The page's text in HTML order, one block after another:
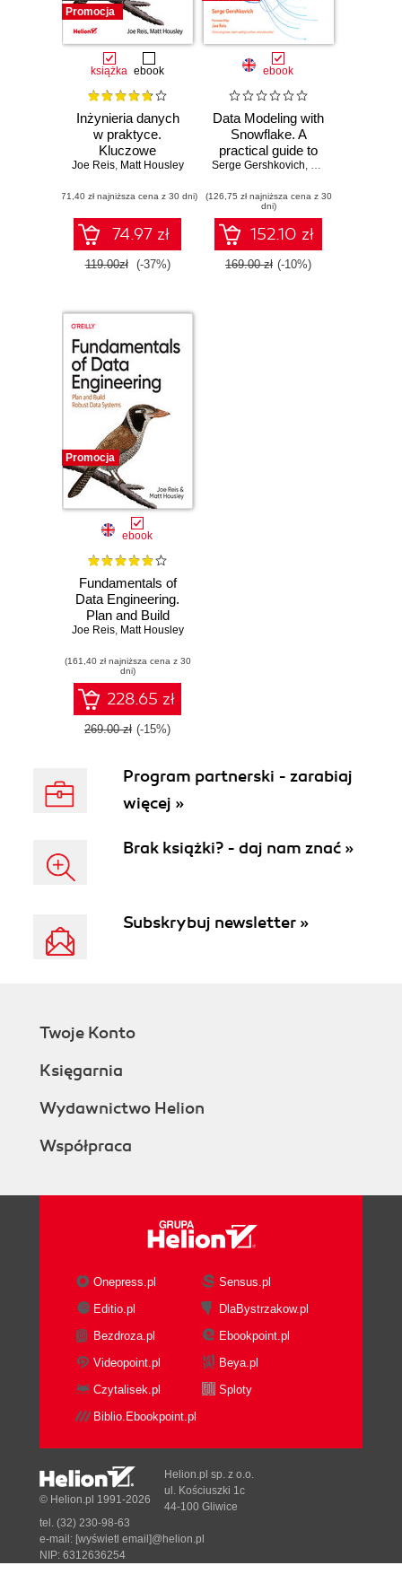
Promocja
książka ebook
Inżynieria danych
w praktyce.
Kluczowe
koncepcje i
technologie
Joe Reis, Matt Housley
(71,40 zł najniższa cena z 30 dni)
74.97 zł
119.00zł (-37%)
ebook
Data Modeling with
Snowflake. A
practical guide to
accelerating
development using
universal modeling
techniques -
Second Edition
Serge Gershkovich, Joe Reis
(126,75 zł najniższa cena z 30
dni)
152.10 zł
169.00 zł (-10%)
Promocja
ebook
Fundamentals of
Data Engineering.
Plan and Build
Robust Data
Joe Reis, Matt Housley
(161,40 zł najniższa cena z 30
dni)
228.65 zł
269.00 zł (-15%)
Program partnerski - zarabiaj
więcej »
Brak książki? - daj nam znać »
Subskrybuj newsletter »
Twoje Konto
Księgarnia
Wydawnictwo Helion
Współpraca
Onepress.pl
Sensus.pl
Editio.pl
DlaBystrzakow.pl
Bezdroza.pl
Ebookpoint.pl
Videopoint.pl
Beya.pl
Czytalisek.pl
Sploty
Biblio.Ebookpoint.pl
© Helion.pl 1991-2026
Helion.pl sp. z o.o.
ul. Kościuszki 1c
44-100 Gliwice
tel. (32) 230-98-63
e-mail: [wyświetl email]@helion.pl
NIP: 6312636254